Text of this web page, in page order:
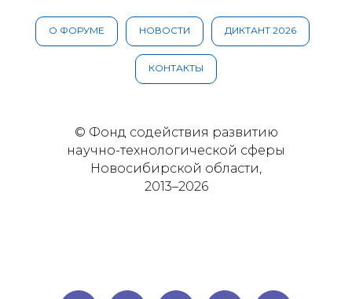
О ФОРУМЕ НОВОСТИ ДИКТАНТ 2026
КОНТАКТЫ
© Фонд содействия развитию
нaучнo-теxнoлoгичеcкoй сферы
Новосибирской области,
2013–2026